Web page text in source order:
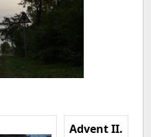
Advent II.